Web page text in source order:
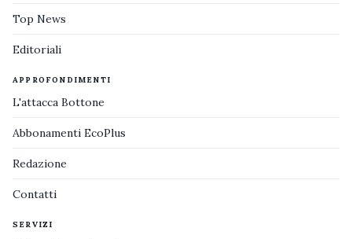
Top News
Editoriali
APPROFONDIMENTI
L'attacca Bottone
Abbonamenti EcoPlus
Redazione
Contatti
SERVIZI